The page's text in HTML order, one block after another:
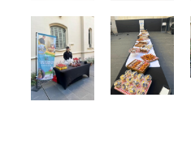
Equipo
Colabora
Voluntari@s